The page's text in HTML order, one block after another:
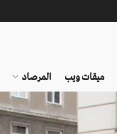
میقات ویب المرصاد